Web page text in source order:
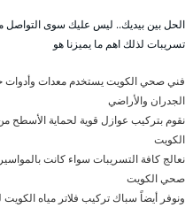
الحل بين بيديك.. ليس عليك سوى
تسريبات لذلك اهم ما يميزنا هو
فني صحي الكويت يستخدم معدات وأدوات
الجدران والأراضي
نقوم بتركيب عوازل قوية لحماية
الكويت
نعالج كافة التسريبات سواء كانت
صحي الكويت
ونوفر أيضاً سباك تركيب فلاتر مياه الكويت